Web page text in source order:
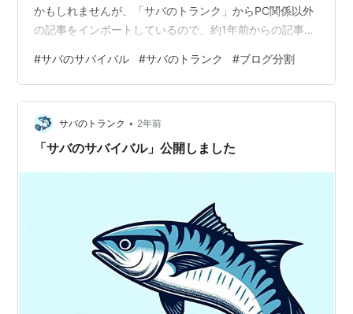
かもしれませんが、「サバのトランク」からPC関係以外
の記事をインポートしているので、約1年前からの記事が
ンク」がPC関係特化、「サバのサバイバル」は読書・病
気・その他与太話😁という住み分けの予定です。 数年前
に大きい病気をして、その関係記事がこちらに移り、今
後も経過等を書く予定なのと、語呂も良いかなと思い
「サバのサバイバル」としました。デザイン等はまだま
#サバのサバイバル #サバのトランク #ブログ分割
サバのトランク • 2年前
「サバのサバイバル」公開しました